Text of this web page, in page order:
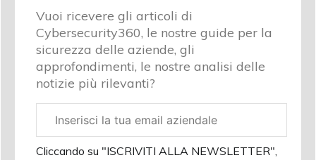
Vuoi ricevere gli articoli di
Cybersecurity360, le nostre guide per la
sicurezza delle aziende, gli
approfondimenti, le nostre analisi delle
notizie più rilevanti?
aziendale
Cliccando su "ISCRIVITI ALLA NEWSLETTER",